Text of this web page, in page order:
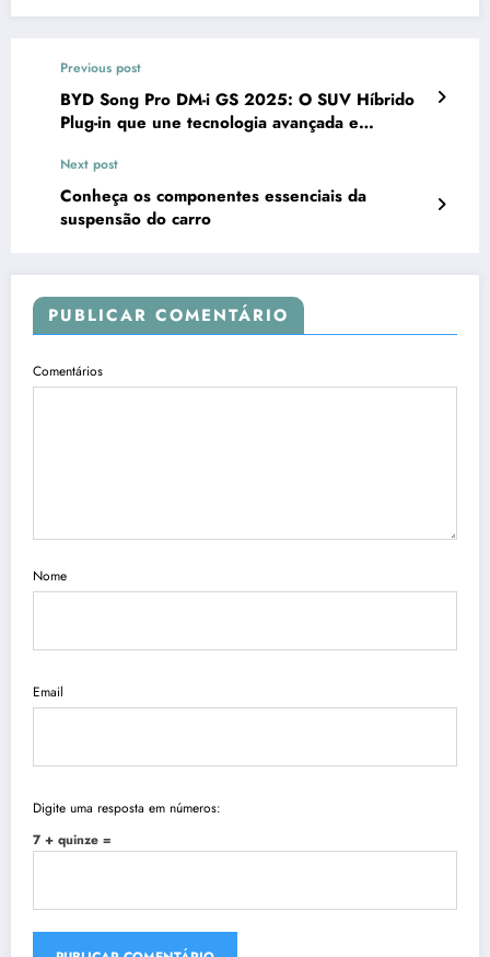
Previous post
BYD Song Pro DM-i GS 2025: O SUV Híbrido
Plug-in que une tecnologia avançada e
Next post
Conheça os componentes essenciais da
suspensão do carro
PUBLICAR COMENTÁRIO
Comentários
Nome
Email
Digite uma resposta em números:
7 + quinze =